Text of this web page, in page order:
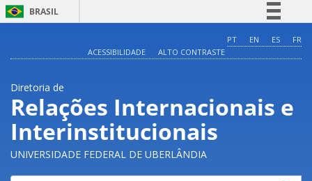
BRASIL
Comunica BR
Acesso à informação
Legislação
Canais
PT EN ES
FR
ACESSIBILIDADE
ALTO CONTRASTE
Diretoria de
Relações Internacionais e
Interinstitucionais
UNIVERSIDADE FEDERAL DE UBERLÂNDIA